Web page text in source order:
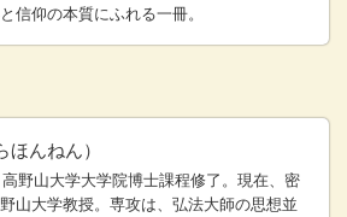
信仰の本質にふれる一冊。
ほんねん）
野山大学大学院博士課程修了。現在、密
山大学教授。専攻は、弘法大師の思想並